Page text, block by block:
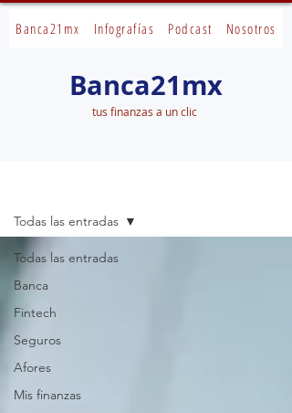
Banca21mx Infografías Podcast Nosotros
Banca21mx
tus finanzas a un clic
Todas las entradas
Banca
Fintech
Seguros
Afores
Mis finanzas
Todas las entradas